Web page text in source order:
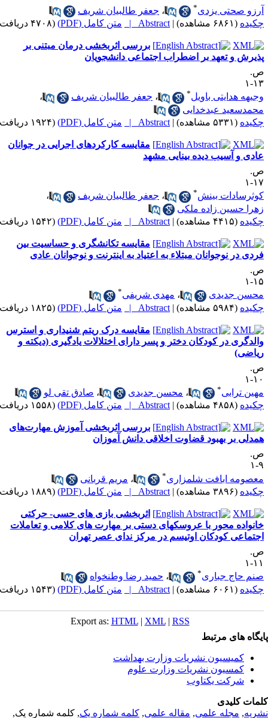
صحتی یزدی
،جعفر طالبیان شریف
(۶۸۶۱ مشاهده) |
Abstract | متن کامل (PDF) (۴۷۰۸ دریافت)
بررسی اثربخشی درمان مبتنی بر
و تعهد بر اضطراب اجتماعی دانشجویان
۱
هدایتی باویل* ،جعفر طالبیان شریف
،
عبدخدایی
(۵۳۳۱ مشاهده) |
Abstract | متن کامل (PDF) (۱۹۲۴ دریافت)
مقایسه کارکردهای اجرایی در جوانان
و آسیب دیده بینایی مشهد
۱
بینش* ،جعفر طالبیان شریف
،
حسین زاده ملکی
(۴۴۱۵ مشاهده) |
Abstract | متن کامل (PDF) (۱۵۴۲ دریافت)
مقایسه تکانشگری و حساسیت بین
در نوجوانان مبتلاء به اعتیاد به اینترنت و نوجوانان عادی
۱
جدیدی
،مهدی شریفی
(۵۹۸۴ مشاهده) |
Abstract | متن کامل (PDF) (۱۸۲۵ دریافت)
مقایسه درک ریتم شنیداری و استرس
در کودکان دختر و پسر دارای اختلالات یادگیری (دیکته و
۱
ترابی
،محسن جدیدی ،صادق تقی لو
(۴۸۵۸ مشاهده) |
Abstract | متن کامل (PDF) (۱۵۵۸ دریافت)
بررسی اثربخشی آموزش مهارت‌های
بر بهبود قضاوت اخلاقی دانش آموزان
ابافت شلمزاری
،مریم قربانی
(۳۸۹۶ مشاهده) |
Abstract | متن کامل (PDF) (۱۸۸۹ دریافت)
اثربخشی بازی های حسی- حرکتی
خانواده محور با عروسک‎های دستی بر مهارت های کلامی و تعاملات
کودکان اوتیسم در مرکز ندای عصر تهران
۱
حاج جباری
،حمید رضا وطنخواه
(۶۰۶۱ مشاهده) |
Abstract | متن کامل (PDF) (۱۵۴۳ دریافت)
Export as:HTML |XML|RSS
های مرتبط
کمیسیون نشریات وزارت بهداشت
کمسیون نشریات وزارت علوم
شرکت یکتاوب
کلیدی
,مجله علمی, مقاله علمی, کلمه شماره یک, کلمه شماره یک,